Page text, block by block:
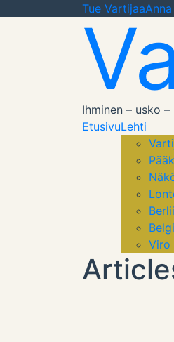
Tue Vartijaa
Ihminen – usko
EtusivuLehti
Viro